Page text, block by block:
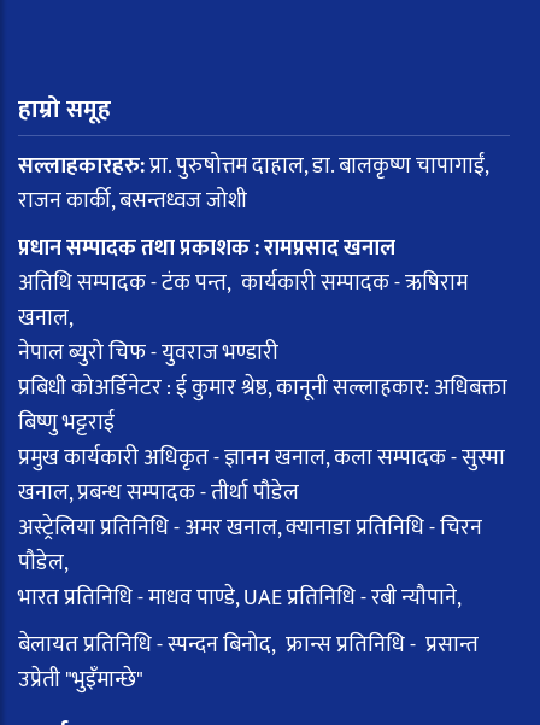
हाम्रो समूह
सल्लाहकारहरु:प्रा. पुरुषोत्तम दाहाल, डा. बालकृष्ण चापागाईं,
राजन कार्की, बसन्तध्वज जोशी
प्रधान सम्पादक तथा प्रकाशक : रामप्रसाद खनाल
अतिथि सम्पादक - टंक पन्त, कार्यकारी सम्पादक - ऋषिराम
खनाल,
नेपाल ब्युरो चिफ - युवराज भण्डारी
प्रबिधी कोअर्डिनेटर : ई कुमार श्रेष्ठ, कानूनी सल्लाहकार: अधिबक्ता
बिष्णु भट्टराई
प्रमुख कार्यकारी अधिकृत - ज्ञानन खनाल, कला सम्पादक - सुस्मा
खनाल, प्रबन्ध सम्पादक - तीर्था पौडेल
अस्ट्रेलिया प्रतिनिधि - अमर खनाल, क्यानाडा प्रतिनिधि - चिरन
पौडेल,
भारत प्रतिनिधि - माधव पाण्डे, UAE प्रतिनिधि - रबी न्यौपाने,
बेलायत प्रतिनिधि - स्पन्दन बिनोद, फ्रान्स प्रतिनिधि - प्रसान्त
उप्रेती "भुइँमान्छे"